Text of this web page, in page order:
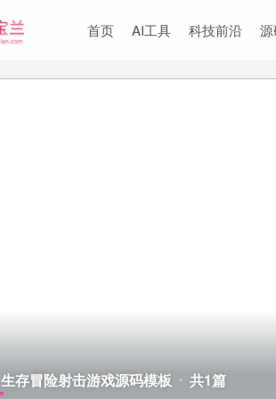
首页 AI工具 科技前沿
生存冒险射击游戏源码模板 共1篇